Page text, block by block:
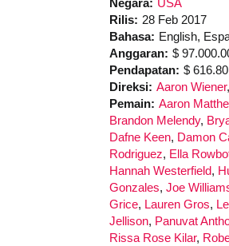
Rilis: 28 Feb 2017
Bahasa: English,
Anggaran: $
Pendapatan: $
Direksi: Aaron Wiener,
Pemain: Aaron
Brandon Melendy,
Dafne Keen, Damon
Rodriguez, Ella
Hannah Westerfield,
Gonzales, Joe
Grice, Lauren Gros,
Jellison, Panuvat
Rissa Rose Kilar,